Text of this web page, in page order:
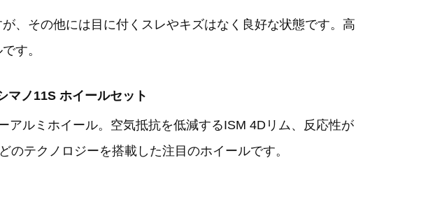
、その他には目に付くスレやキズはなく良好な状態です。高
す。
マノ11S ホイールセット
ルミホイール。空気抵抗を低減するISM 4Dリム、反応性が
テクノロジーを搭載した注目のホイールです。